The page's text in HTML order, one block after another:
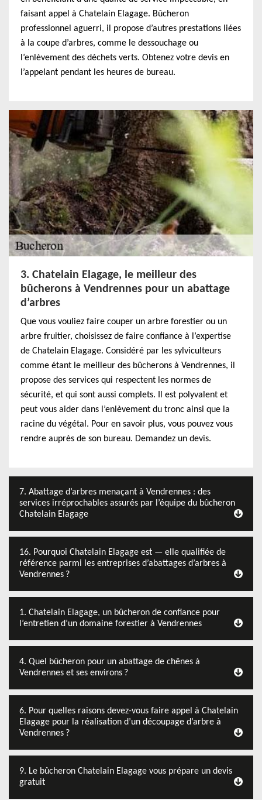
faisant appel à Chatelain Elagage. Bûcheron
professionnel aguerri, il propose d’autres prestations liées
à la coupe d’arbres, comme le dessouchage ou
l’enlèvement des déchets verts. Obtenez votre devis en
l’appelant pendant les heures de bureau.
3. Chatelain Elagage, le meilleur des
bûcherons à Vendrennes pour un abattage
d’arbres
Que vous vouliez faire couper un arbre forestier ou un
arbre fruitier, choisissez de faire confiance à l’expertise
de Chatelain Elagage. Considéré par les sylviculteurs
comme étant le meilleur des bûcherons à Vendrennes, il
propose des services qui respectent les normes de
sécurité, et qui sont aussi complets. Il est polyvalent et
peut vous aider dans l’enlèvement du tronc ainsi que la
racine du végétal. Pour en savoir plus, vous pouvez vous
rendre auprès de son bureau. Demandez un devis.
7. Abattage d’arbres menaçant à Vendrennes : des
services irréprochables assurés par l’équipe du bûcheron
Chatelain Elagage
16. Pourquoi Chatelain Elagage est — elle qualifiée de
référence parmi les entreprises d’abattages d’arbres à
Vendrennes ?
1. Chatelain Elagage, un bûcheron de confiance pour
l’entretien d’un domaine forestier à Vendrennes
4. Quel bûcheron pour un abattage de chênes à
Vendrennes et ses environs ?
6. Pour quelles raisons devez-vous faire appel à Chatelain
Elagage pour la réalisation d’un découpage d’arbre à
Vendrennes ?
9. Le bûcheron Chatelain Elagage vous prépare un devis
gratuit